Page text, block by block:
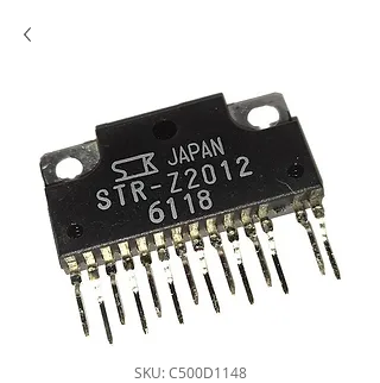
SKU: C500D1148